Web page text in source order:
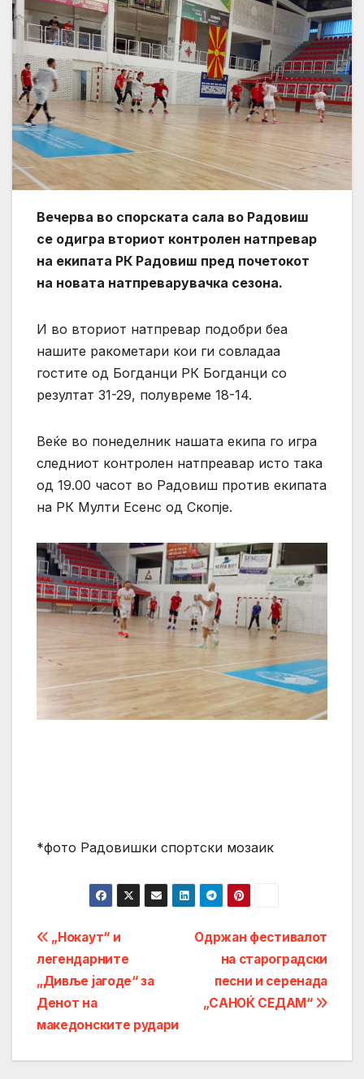
Вечерва во спорската сала во Радовиш
се одигра вториот контролен натпревар
на екипата РК Радовиш пред почетокот
на новата натпреварувачка сезона.
И во вториот натпревар подобри беа
нашите ракометари кои ги совладаа
гостите од Богданци РК Богданци со
резултат 31-29, полувреме 18-14.
Веќе во понеделник нашата екипа го игра
следниот контролен натпреавар исто така
од 19.00 часот во Радовиш против екипата
на РК Мулти Есенс од Скопје.
*фото Радовишки спортски мозаик
Post
navigation
Одржан фестивалот
на староградски
песни и серенада
„САНОЌ СЕДАМ“
„Нокаут“ и
легендарните
„Дивље јагоде“ за
Денот на
македонските рудари